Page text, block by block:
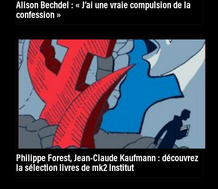
Alison Bechdel : « J’ai une vraie compulsion de la
confession »
Philippe Forest, Jean-Claude Kaufmann : découvrez
la sélection livres de mk2 Institut